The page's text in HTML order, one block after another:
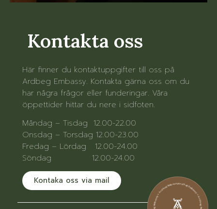
Kontakta oss
Här finner du kontaktuppgifter till oss på
Ardbeg Embassy. Kontakta gärna oss om du
har några frågor eller funderingar. Våra
öppettider hittar du nere i sidfoten.
Måndag – Tisdag 12.00-22.00
Onsdag – Torsdag 12.00-23.00
Fredag – Lördag 12.00-24.00
Söndag 12.00-24.00
Kontaka oss via mail